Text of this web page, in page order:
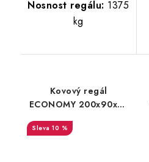
Nosnost regálu: 1375
kg
Kovový regál
ECONOMY 200x90x45
10 %